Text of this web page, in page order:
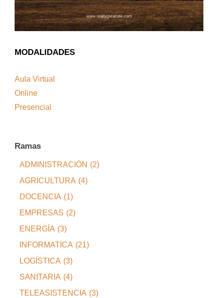
MODALIDADES
Aula Virtual
Online
Presencial
Ramas
ADMINISTRACIÓN (2)
AGRICULTURA (4)
DOCENCIA (1)
EMPRESAS (2)
ENERGÍA (3)
INFORMATICA (21)
LOGÍSTICA (3)
SANITARIA (4)
TELEASISTENCIA (3)